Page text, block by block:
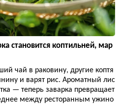
становится коптильней, мар
чай в раковину, другие коптя
и варят рис. Ароматный лис
— теперь заварка превращает
между ресторанным ужино